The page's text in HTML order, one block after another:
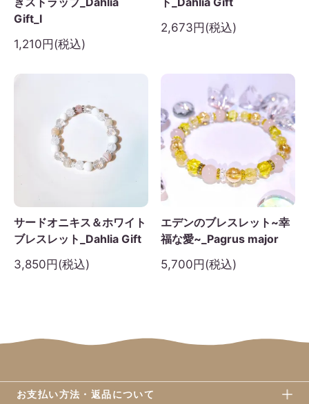
Gift_I
1,210円(税込)
2,673円(税込)
サードオニキス＆ホワイト
ブレスレット_Dahlia Gift
3,850円(税込)
エデンのブレスレット~幸
福な愛~_Pagrus major
5,700円(税込)
お支払い方法・返品について